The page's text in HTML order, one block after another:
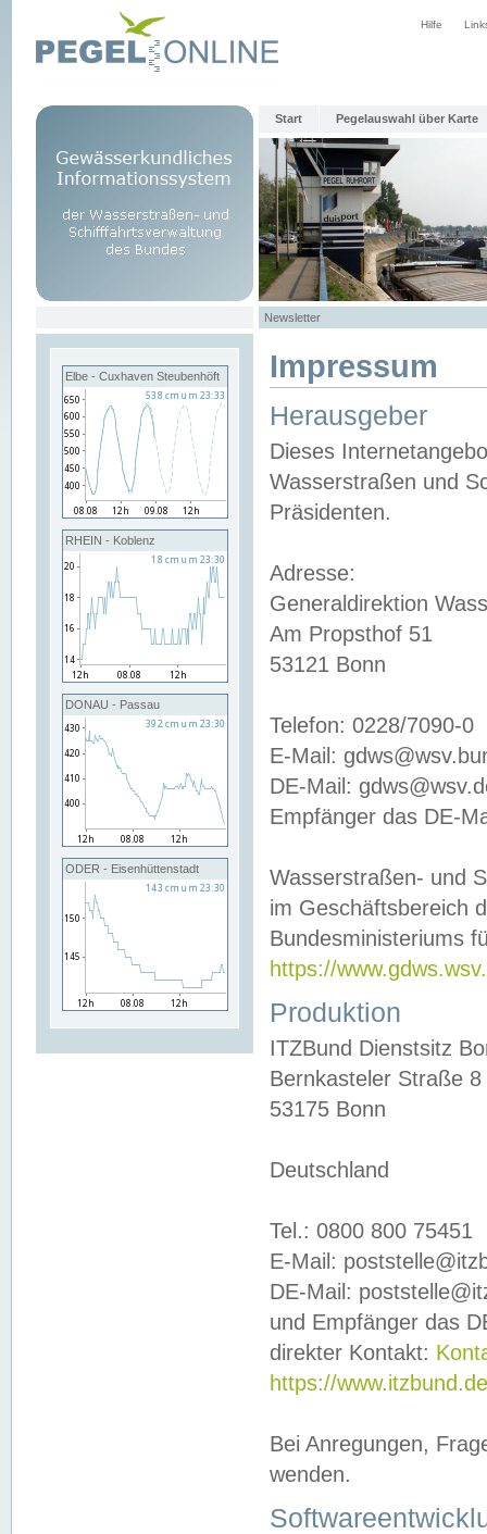
Hilfe
Start Pegelauswahl über Karte
Newsletter
Elbe - Cuxhaven Steubenhöft
RHEIN - Koblenz
DONAU - Passau
ODER - Eisenhüttenstadt
Impressum
Herausgeber
Dieses
Wasserstraßen und
Präsidenten.
Adresse:
Generaldirektion
Am Propsthof 51
53121 Bonn
Telefon: 0228/7090-0
E-Mail:
DE-Mail:
Empfänger das DE-
Wasserstraßen- und
im Geschäftsbereich
Bundesministeriums
https://
Produktion
ITZBund Dienstsitz
Bernkasteler Straße 8
53175 Bonn
Deutschland
Tel.: 0800 800 75451
E-Mail:
DE-Mail:
und Empfänger das
direkter Kontakt:
https://
Bei Anregungen,
wenden.